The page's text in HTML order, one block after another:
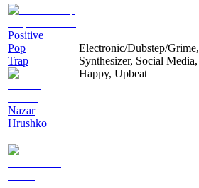
Positive
Pop
Trap
Nazar
Hrushko
Electronic/Dubstep/Grime,
Synthesizer, Social Media,
Happy, Upbeat